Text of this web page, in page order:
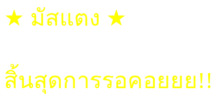
★ มัสแตง ★
สิ้นสุดการรอคอยยย!!